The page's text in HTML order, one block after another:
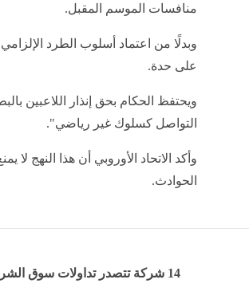
منافسات الموسم المقبل.
وبدلًا من اعتماد أسلوب الطرد
على حدة.
ويحتفظ الحكام بحق إنذار اللاعبين
التواصل كسلوك غير رياضي".
وأكد الاتحاد الأوروبي أن هذا النهج لا
الحوادث.
14 شركة تتصدر تداولات سوق الشركات الصغيرة والمتوسطة بالبورصة المصرية خلال الأسبوع